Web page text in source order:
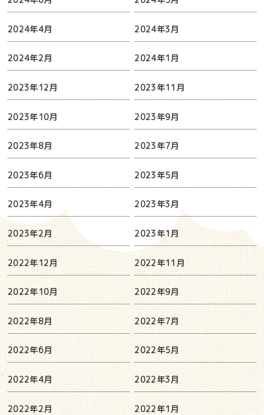
2024年4月 2024年3月
2024年2月 2024年1月
2023年12月 2023年11月
2023年10月 2023年9月
2023年8月 2023年7月
2023年6月 2023年5月
2023年4月 2023年3月
2023年2月 2023年1月
2022年12月 2022年11月
2022年10月 2022年9月
2022年8月 2022年7月
2022年6月 2022年5月
2022年4月 2022年3月
2022年2月 2022年1月